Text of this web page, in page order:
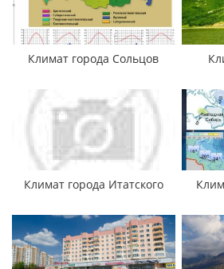
Климат города Сольцов
Климат города Итатского